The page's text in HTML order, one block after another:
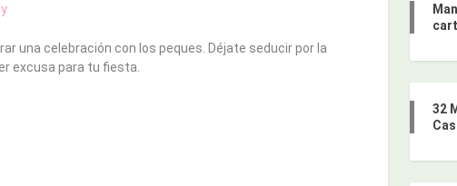
una celebración con los peques. Déjate seducir por la
excusa para tu fiesta.
32